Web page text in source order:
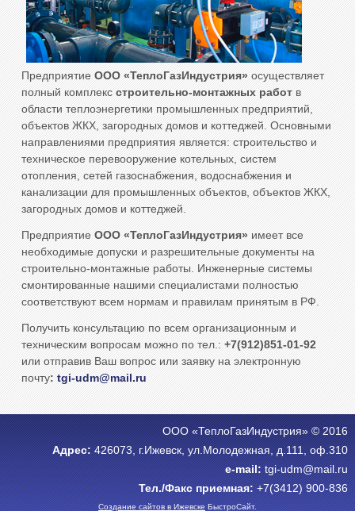
ПредприятиеООО «ТеплоГазИндустрия» осуществляет
полный комплексстроительно-монтажных работ в
области теплоэнергетики промышленных предприятий,
объектов ЖКХ, загородных домов и коттеджей. Основными
направлениями предприятия является: строительство и
техническое перевооружение котельных, систем
отопления, сетей газоснабжения, водоснабжения и
канализации для промышленных объектов, объектов ЖКХ,
загородных домов и коттеджей.
ПредприятиеООО «ТеплоГазИндустрия» имеет все
необходимые допуски и разрешительные документы на
строительно-монтажные работы. Инженерные системы
смонтированные нашими специалистами полностью
соответствуют всем нормам и правилам принятым в РФ.
Получить консультацию по всем организационным и
техническим вопросам можно по тел.: +7(912)851-01-92
или отправив Ваш вопрос или заявку на электронную
почту:tgi-udm@mail.ru
ООО «ТеплоГазИндустрия» © 2016
Адрес:426073, г.Ижевск, ул.Молодежная, д.111, оф.310
e-mail:tgi-udm@mail.ru
Тел./Факс приемная:+7(3412) 900-836
Создание сайтов в ИжевскеБыстроСайт.